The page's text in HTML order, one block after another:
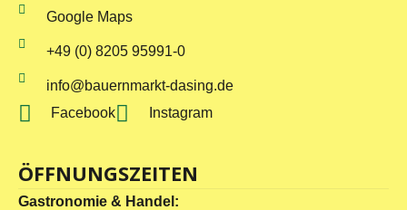
Google Maps
+49 (0) 8205 95991-0
info@bauernmarkt-dasing.de
Facebook
Instagram
ÖFFNUNGSZEITEN
Gastronomie & Handel: